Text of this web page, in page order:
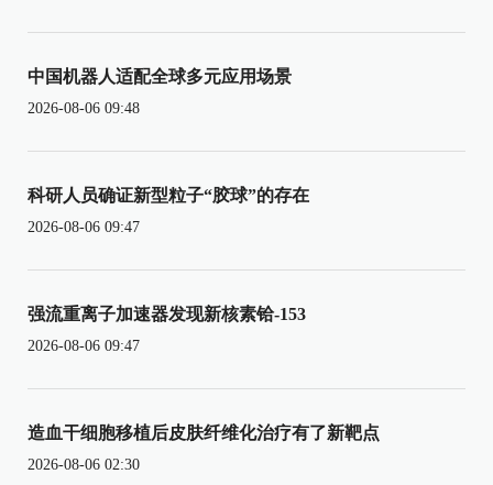
中国机器人适配全球多元应用场景
2026-08-06 09:48
科研人员确证新型粒子“胶球”的存在
2026-08-06 09:47
强流重离子加速器发现新核素铪-153
2026-08-06 09:47
造血干细胞移植后皮肤纤维化治疗有了新靶点
2026-08-06 02:30